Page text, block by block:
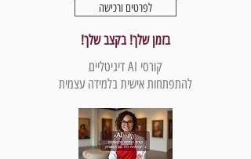
לפרטים ורכישה
בזמן שלך! בקצב שלך!
קורסי AI דיגיטליים
להתפתחות אישית בלמידה עצמית